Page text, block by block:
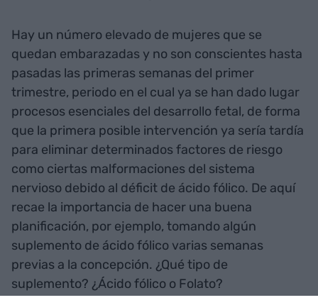
Hay un número elevado de mujeres que se
quedan embarazadas y no son conscientes hasta
pasadas las primeras semanas del primer
trimestre, periodo en el cual ya se han dado lugar
procesos esenciales del desarrollo fetal, de forma
que la primera posible intervención ya sería tardía
para eliminar determinados factores de riesgo
como ciertas malformaciones del sistema
nervioso debido al déficit de ácido fólico. De aquí
recae la importancia de hacer una buena
planificación, por ejemplo, tomando algún
suplemento de ácido fólico varias semanas
previas a la concepción. ¿Qué tipo de
suplemento? ¿Ácido fólico o Folato?